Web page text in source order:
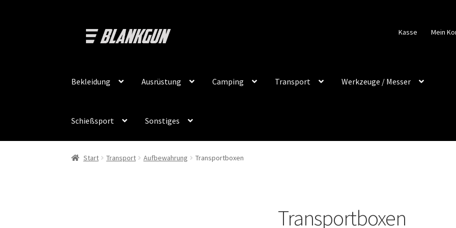
Navigation
Zum
Inhalt
Kasse Mein
Bekleidung Ausrüstung Camping Transport Werkzeuge / Messer
Schießsport Sonstiges
Start Transport Aufbewahrung Transportboxen
Transportboxen